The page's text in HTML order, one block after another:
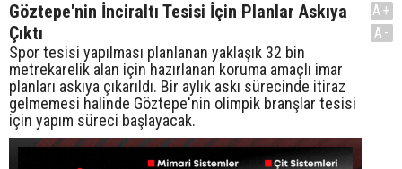
Göztepe'nin İnciraltı Tesisi İçin Planlar Askıya
Çıktı
Spor tesisi yapılması planlanan yaklaşık 32 bin
metrekarelik alan için hazırlanan koruma amaçlı imar
planları askıya çıkarıldı. Bir aylık askı sürecinde itiraz
gelmemesi halinde Göztepe'nin olimpik branşlar tesisi
için yapım süreci başlayacak.
A+
A-